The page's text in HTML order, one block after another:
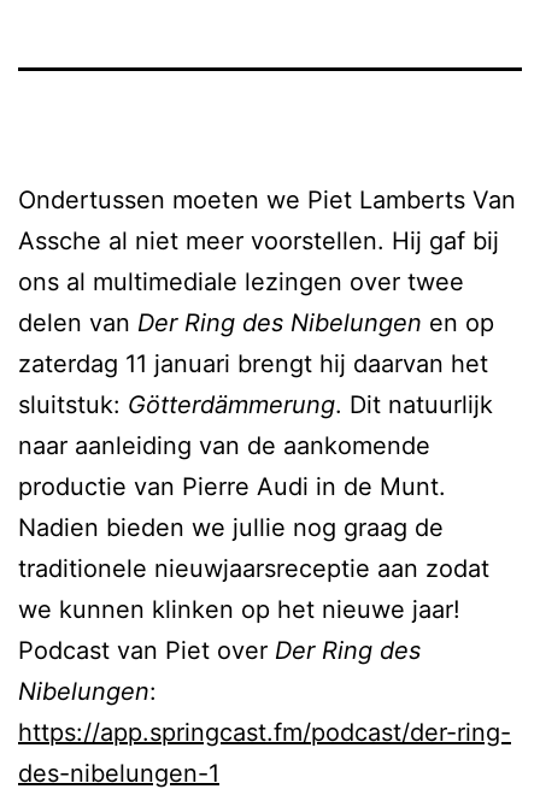
Ondertussen moeten we Piet Lamberts Van
Assche al niet meer voorstellen. Hij gaf bij
ons al multimediale lezingen over twee
delen van Der Ring des Nibelungen en op
zaterdag 11 januari brengt hij daarvan het
sluitstuk: Götterdämmerung. Dit natuurlijk
naar aanleiding van de aankomende
productie van Pierre Audi in de Munt.
Nadien bieden we jullie nog graag de
traditionele nieuwjaarsreceptie aan zodat
we kunnen klinken op het nieuwe jaar!
Podcast van Piet over Der Ring des
Nibelungen:
https://app.springcast.fm/podcast/der-ring-
des-nibelungen-1